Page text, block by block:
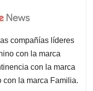
compañías líderes
con la marca
con la marca
con la marca Familia.